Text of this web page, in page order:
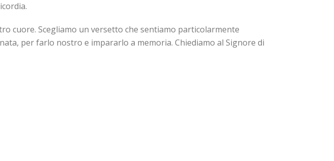
cuore. Scegliamo un versetto che sentiamo particolarmente
per farlo nostro e impararlo a memoria. Chiediamo al Signore di